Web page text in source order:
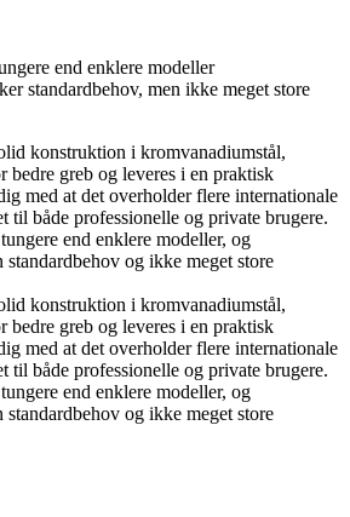
end enklere modeller
standardbehov, men ikke meget store
konstruktion i kromvanadiumstål,
bedre greb og leveres i en praktisk
med at det overholder flere internationale
til både professionelle og private brugere.
end enklere modeller, og
og ikke meget store
konstruktion i kromvanadiumstål,
bedre greb og leveres i en praktisk
med at det overholder flere internationale
til både professionelle og private brugere.
end enklere modeller, og
og ikke meget store